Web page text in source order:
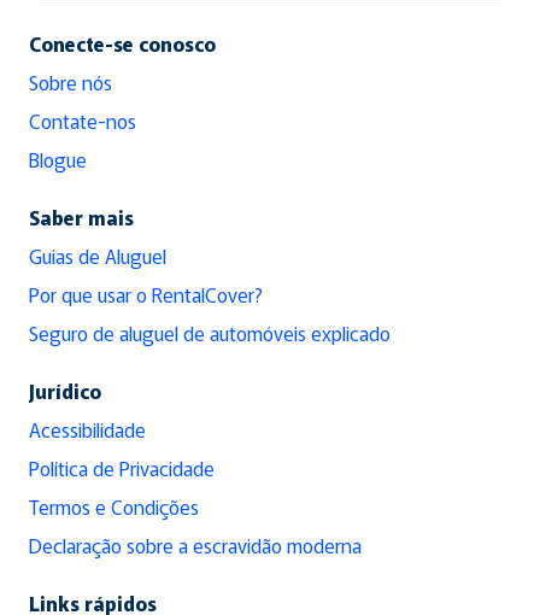
Conecte-se conosco
Sobre nós
Contate-nos
Blogue
Saber mais
Guias de Aluguel
Por que usar o RentalCover?
Seguro de aluguel de automóveis explicado
Jurídico
Acessibilidade
Política de Privacidade
Termos e Condições
Declaração sobre a escravidão moderna
Links rápidos